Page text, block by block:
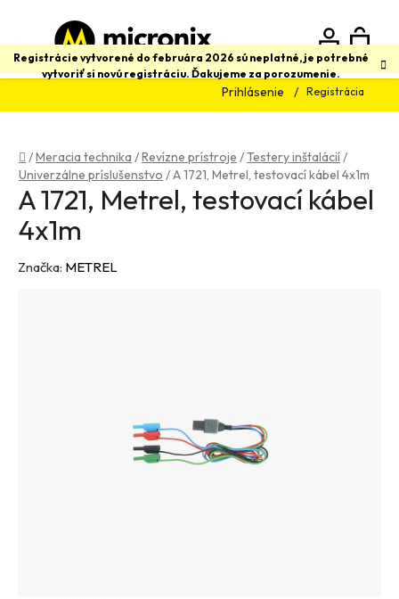
obsah
Registrácie vytvorené do februára 2026 sú neplatné, je potrebné
vytvoriť si novú registráciu. Ďakujeme za porozumenie.
Prihlásenie Registrácia
Hľadať
Domov
/Meracia technika /Revízne prístroje /Testery inštalácií/
Univerzálne príslušenstvo /A 1721, Metrel, testovací kábel 4x1m
A 1721, Metrel, testovací kábel
4x1m
Značka: METREL